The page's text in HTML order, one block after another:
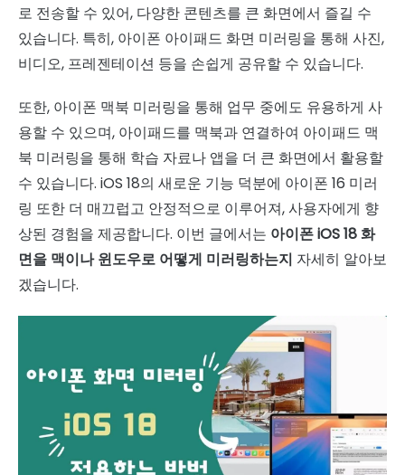
로 전송할 수 있어, 다양한 콘텐츠를 큰 화면에서 즐길 수
있습니다. 특히, 아이폰 아이패드 화면 미러링을 통해 사진,
비디오, 프레젠테이션 등을 손쉽게 공유할 수 있습니다.
또한, 아이폰 맥북 미러링을 통해 업무 중에도 유용하게 사
용할 수 있으며, 아이패드를 맥북과 연결하여 아이패드 맥
북 미러링을 통해 학습 자료나 앱을 더 큰 화면에서 활용할
수 있습니다. iOS 18의 새로운 기능 덕분에 아이폰 16 미러
링 또한 더 매끄럽고 안정적으로 이루어져, 사용자에게 향
상된 경험을 제공합니다. 이번 글에서는 아이폰 iOS 18 화
면을 맥이나 윈도우로 어떻게 미러링하는지 자세히 알아보
겠습니다.